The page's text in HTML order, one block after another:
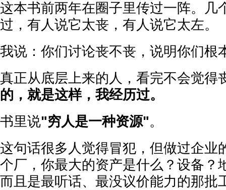
这本书前两年在圈子里传过一阵。几
过，有人说它太丧，有人说它太左。
我说：你们讨论丧不丧，说明你们根
真正从底层上来的人，看完不会觉
的，就是这样，我经历过。
书里说"穷人是一种资源"。
这句话很多人觉得冒犯，但做过企业
个厂，你最大的资产是什么？设备？
而且是最听话、最没议价能力的那批